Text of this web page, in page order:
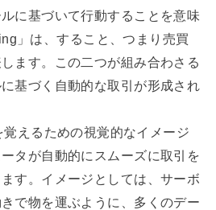
に基づいて行動することを意味
」は、すること、つまり売買
ます。この二つが組み合わさる
基づく自動的な取引が形成され
覚えるための視覚的なイメージ
タが自動的にスムーズに取引を
す。イメージとしては、サーボ
で物を運ぶように、多くのデー